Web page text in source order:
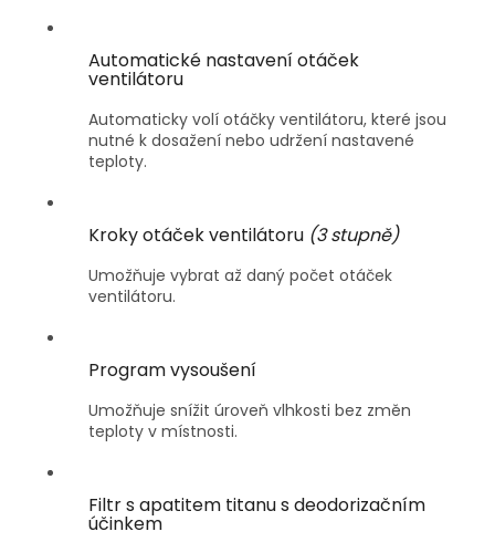
Automatické nastavení otáček
ventilátoru
Automaticky volí otáčky ventilátoru, které jsou
nutné k dosažení nebo udržení nastavené
teploty.
Kroky otáček ventilátoru (3 stupně)
Umožňuje vybrat až daný počet otáček
ventilátoru.
Program vysoušení
Umožňuje snížit úroveň vlhkosti bez změn
teploty v místnosti.
Filtr s apatitem titanu s deodorizačním
účinkem